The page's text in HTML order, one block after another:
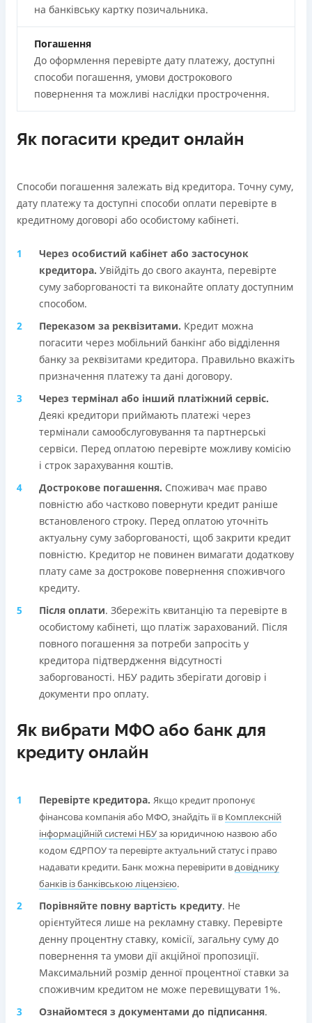
на банківську картку позичальника.
Погашення
До оформлення перевірте дату платежу, доступні
способи погашення, умови дострокового
повернення та можливі наслідки прострочення.
Як погасити кредит онлайн
Способи погашення залежать від кредитора. Точну суму,
дату платежу та доступні способи оплати перевірте в
кредитному договорі або особистому кабінеті.
Через особистий кабінет або застосунок
кредиторa. Увійдіть до свого акаунта, перевірте
суму заборгованості та виконайте оплату доступним
способом.
Переказом за реквізитами. Кредит можна
погасити через мобільний банкінг або відділення
банку за реквізитами кредитора. Правильно вкажіть
призначення платежу та дані договору.
Через термінал або інший платіжний сервіс.
Деякі кредитори приймають платежі через
термінали самообслуговування та партнерські
сервіси. Перед оплатою перевірте можливу комісію
і строк зарахування коштів.
Дострокове погашення. Споживач має право
повністю або частково повернути кредит раніше
встановленого строку. Перед оплатою уточніть
актуальну суму заборгованості, щоб закрити кредит
повністю. Кредитор не повинен вимагати додаткову
плату саме за дострокове повернення споживчого
кредиту.
Після оплати. Збережіть квитанцію та перевірте в
особистому кабінеті, що платіж зарахований. Після
повного погашення за потреби запросіть у
кредитора підтвердження відсутності
заборгованості. НБУ радить зберігати договір і
документи про оплату.
Як вибрати МФО або банк для
кредиту онлайн
Перевірте кредитора. Якщо кредит пропонує
фінансова компанія або МФО, знайдіть її в Комплексній
інформаційній системі НБУза юридичною назвою або
кодом ЄДРПОУ та перевірте актуальний статус і право
надавати кредити. Банк можна перевірити в довіднику
банків із банківською ліцензією.
Порівняйте повну вартість кредиту. Не
орієнтуйтеся лише на рекламну ставку. Перевірте
денну процентну ставку, комісії, загальну суму до
повернення та умови дії акційної пропозиції.
Максимальний розмір денної процентної ставки за
споживчим кредитом не може перевищувати 1%.
Ознайомтеся з документами до підписання.